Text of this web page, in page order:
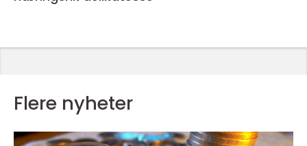
Flere nyheter